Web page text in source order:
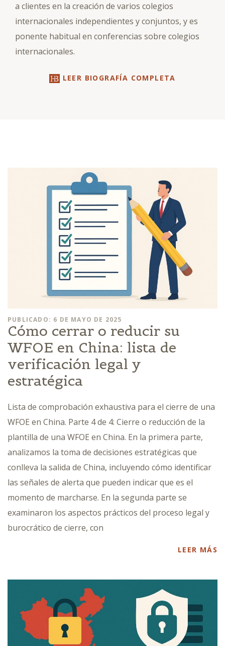
a clientes en la creación de varios colegios
internacionales independientes y conjuntos, y es
ponente habitual en conferencias sobre colegios
internacionales.
LEER BIOGRAFÍA COMPLETA
PUBLICADO: 6 DE MAYO DE 2025
Cómo cerrar o reducir su
WFOE en China: lista de
verificación legal y
estratégica
Lista de comprobación exhaustiva para el cierre de una
WFOE en China. Parte 4 de 4: Cierre o reducción de la
plantilla de una WFOE en China. En la primera parte,
analizamos la toma de decisiones estratégicas que
conlleva la salida de China, incluyendo cómo identificar
las señales de alerta que pueden indicar que es el
momento de marcharse. En la segunda parte se
examinaron los aspectos prácticos del proceso legal y
burocrático de cierre, con
LEER MÁS